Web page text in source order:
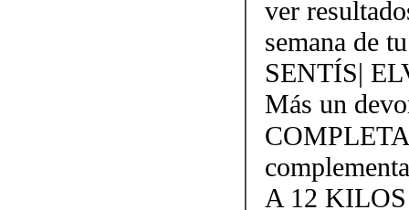
ver
semana de
SENTÍS|
Más un
A 12